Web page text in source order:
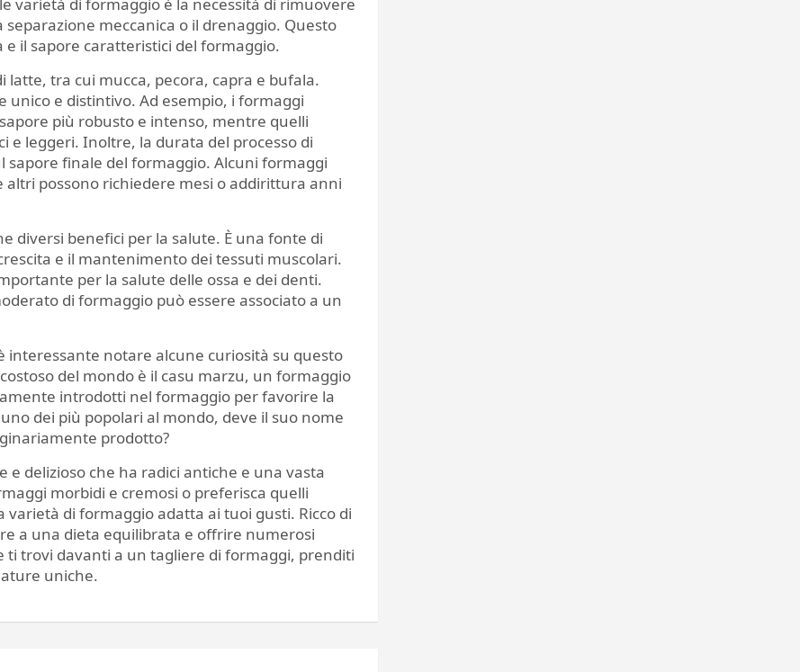
meccanica o il drenaggio. Questo
il sapore caratteristici del formaggio.
tra cui mucca, pecora, capra e bufala.
unico e distintivo. Ad esempio, i formaggi
più robusto e intenso, mentre quelli
e leggeri. Inoltre, la durata del processo di
finale del formaggio. Alcuni formaggi
possono richiedere mesi o addirittura anni
diversi benefici per la salute. È una fonte di
e il mantenimento dei tessuti muscolari.
per la salute delle ossa e dei denti.
di formaggio può essere associato a un
interessante notare alcune curiosità su questo
del mondo è il casu marzu, un formaggio
introdotti nel formaggio per favorire la
dei più popolari al mondo, deve il suo nome
prodotto?
delizioso che ha radici antiche e una vasta
morbidi e cremosi o preferisca quelli
varietà di formaggio adatta ai tuoi gusti. Ricco di
a una dieta equilibrata e offrire numerosi
ti trovi davanti a un tagliere di formaggi, prenditi
uniche.